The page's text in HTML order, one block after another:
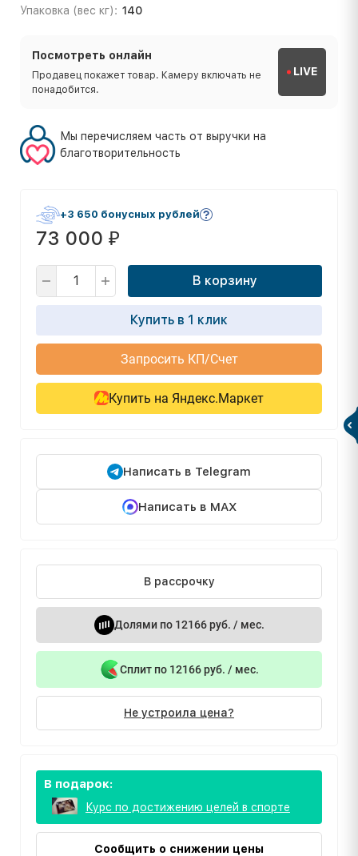
Упаковка (вес кг): 140
Посмотреть онлайн
Продавец покажет товар. Камеру включать не
понадобится.
LIVE
Мы перечисляем часть от выручки на
благотворительность
+3 650 бонусных рублей
73 000 ₽
В корзину
Купить в 1 клик
Запросить КП/Счет
Купить на Яндекс.Маркет
Написать в Telegram
Написать в MAX
В рассрочку
Долями по 12166 руб. / мес.
Сплит по 12166 руб. / мес.
Не устроила цена?
В подарок:
Курс по достижению целей в спорте
Сообщить о снижении цены